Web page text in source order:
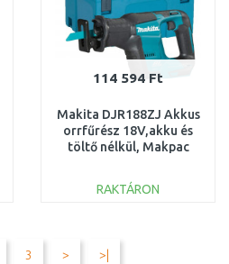
114 594 Ft
Makita DJR188ZJ Akkus
orrfűrész 18V,akku és
töltő nélkül, Makpac
RAKTÁRON
Összehasonlítás
3 > >|